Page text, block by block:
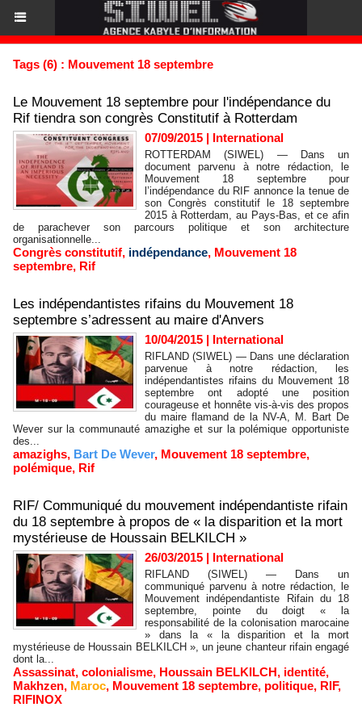
Tags (6) : Mouvement 18 septembre
Le Mouvement 18 septembre pour l'indépendance du
Rif tiendra son congrès Constitutif à Rotterdam
07/09/2015 | International
ROTTERDAM (SIWEL) — Dans un
document parvenu à notre rédaction, le
Mouvement 18 septembre pour
l’indépendance du RIF annonce la tenue de
son Congrès constitutif le 18 septembre
2015 à Rotterdam, au Pays-Bas, et ce afin
de parachever son parcours politique et son architecture
organisationnelle...
Congrès constitutif, indépendance, Mouvement 18
septembre, Rif
Les indépendantistes rifains du Mouvement 18
septembre s’adressent au maire d'Anvers
10/04/2015 | International
RIFLAND (SIWEL) — Dans une déclaration
parvenue à notre rédaction, les
indépendantistes rifains du Mouvement 18
septembre ont adopté une position
courageuse et honnête vis-à-vis des propos
du maire flamand de la NV-A, M. Bart De
Wever sur la communauté amazighe et sur la polémique opportuniste
des...
amazighs, Bart De Wever, Mouvement 18 septembre,
polémique, Rif
RIF/ Communiqué du mouvement indépendantiste rifain
du 18 septembre à propos de « la disparition et la mort
mystérieuse de Houssain BELKILCH »
26/03/2015 | International
RIFLAND (SIWEL) — Dans un
communiqué parvenu à notre rédaction, le
Mouvement indépendantiste Rifain du 18
septembre, pointe du doigt « la
responsabilité de la colonisation marocaine
» dans la « la disparition et la mort
mystérieuse de Houssain BELKILCH », un jeune chanteur rifain engagé
dont la...
Assassinat, colonialisme, Houssain BELKILCH, identité,
Makhzen, Maroc, Mouvement 18 septembre, politique, RIF,
RIFINOX